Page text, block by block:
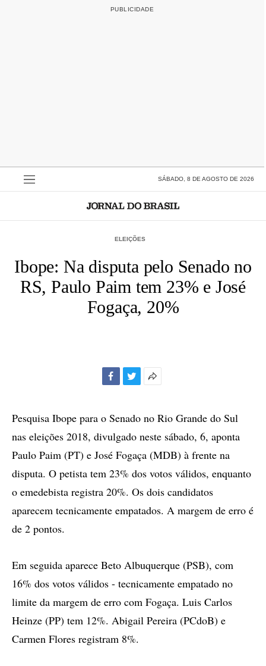
SÁBADO, 8 DE AGOSTO DE 2026
ELEIÇÕES
Ibope: Na disputa pelo Senado no
RS, Paulo Paim tem 23% e José
Fogaça, 20%
compartilhamento
Pesquisa Ibope para o Senado no Rio Grande do Sul
nas eleições 2018, divulgado neste sábado, 6, aponta
Paulo Paim (PT) e José Fogaça (MDB) à frente na
disputa. O petista tem 23% dos votos válidos, enquanto
o emedebista registra 20%. Os dois candidatos
aparecem tecnicamente empatados. A margem de erro é
de 2 pontos.
Em seguida aparece Beto Albuquerque (PSB), com
16% dos votos válidos - tecnicamente empatado no
limite da margem de erro com Fogaça. Luis Carlos
Heinze (PP) tem 12%. Abigail Pereira (PCdoB) e
Carmen Flores registram 8%.